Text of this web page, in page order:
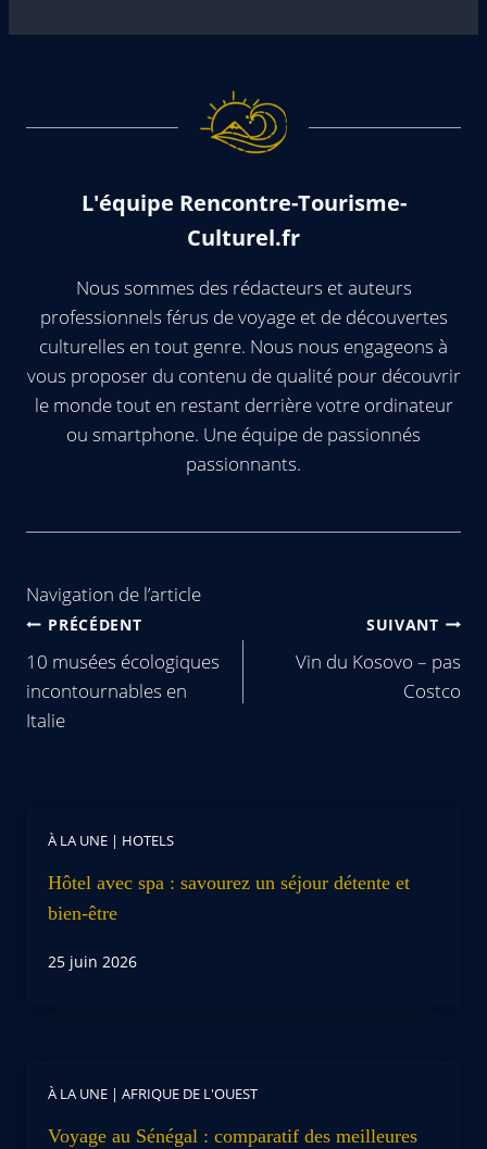
L'équipe Rencontre-Tourisme-
Culturel.fr
Nous sommes des rédacteurs et auteurs
professionnels férus de voyage et de découvertes
culturelles en tout genre. Nous nous engageons à
vous proposer du contenu de qualité pour découvrir
le monde tout en restant derrière votre ordinateur
ou smartphone. Une équipe de passionnés
passionnants.
Navigation de l’article
PRÉCÉDENT
10 musées écologiques
incontournables en
Italie
SUIVANT
Vin du Kosovo – pas
Costco
À LA UNE | HOTELS
Hôtel avec spa : savourez un séjour détente et
bien-être
25 juin 2026
À LA UNE | AFRIQUE DE L'OUEST
Voyage au Sénégal : comparatif des meilleures